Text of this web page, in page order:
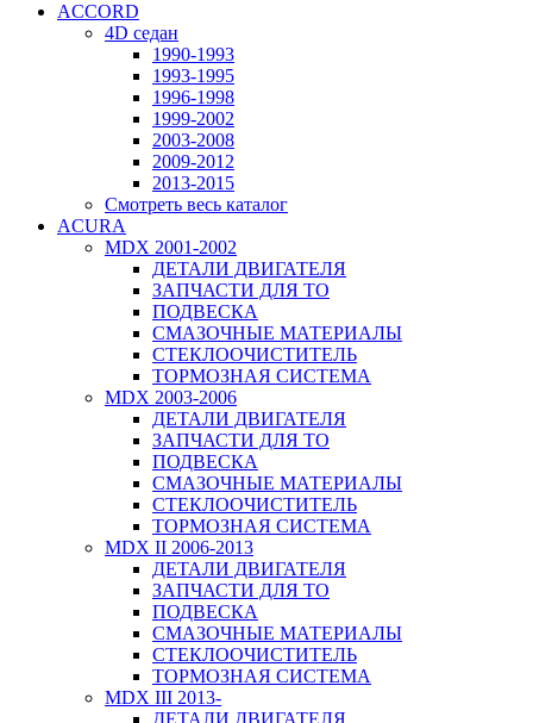
ACCORD
4D седан
1990-1993
1993-1995
1996-1998
1999-2002
2003-2008
2009-2012
2013-2015
Смотреть весь каталог
ACURA
MDX 2001-2002
ДЕТАЛИ ДВИГАТЕЛЯ
ЗАПЧАСТИ ДЛЯ ТО
ПОДВЕСКА
СМАЗОЧНЫЕ МАТЕРИАЛЫ
СТЕКЛООЧИСТИТЕЛЬ
ТОРМОЗНАЯ СИСТЕМА
MDX 2003-2006
ДЕТАЛИ ДВИГАТЕЛЯ
ЗАПЧАСТИ ДЛЯ ТО
ПОДВЕСКА
СМАЗОЧНЫЕ МАТЕРИАЛЫ
СТЕКЛООЧИСТИТЕЛЬ
ТОРМОЗНАЯ СИСТЕМА
MDX II 2006-2013
ДЕТАЛИ ДВИГАТЕЛЯ
ЗАПЧАСТИ ДЛЯ ТО
ПОДВЕСКА
СМАЗОЧНЫЕ МАТЕРИАЛЫ
СТЕКЛООЧИСТИТЕЛЬ
ТОРМОЗНАЯ СИСТЕМА
MDX III 2013-
ДЕТАЛИ ДВИГАТЕЛЯ